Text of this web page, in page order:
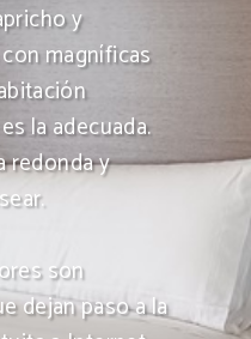
y
magníficas
la adecuada.
redonda y
son
dejan paso a la